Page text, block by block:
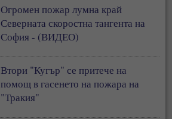
Огромен пожар лумна край
Северната скоростна тангента на
София - (ВИДЕО)
Втори "Кугър" се притече на
помощ в гасенето на пожара на
"Тракия"